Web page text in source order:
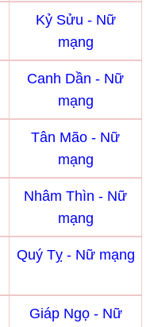
Kỷ Sửu - Nữ
mạng
Canh Dần - Nữ
mạng
Tân Mão - Nữ
mạng
Nhâm Thìn - Nữ
mạng
Quý Tỵ - Nữ mạng
Giáp Ngọ - Nữ